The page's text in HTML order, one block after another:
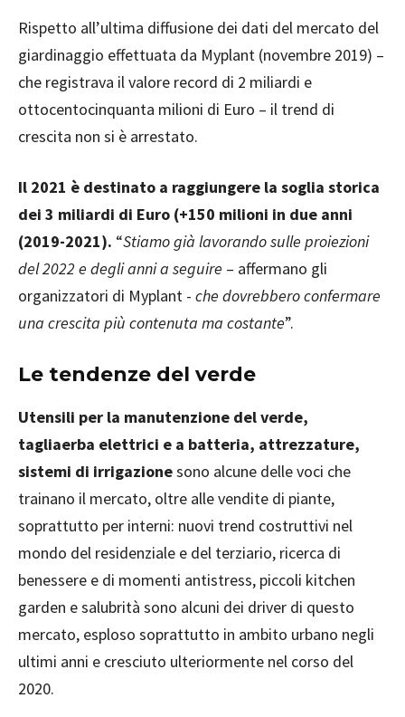
Rispetto all’ultima diffusione dei dati del mercato del
giardinaggio effettuata da Myplant (novembre 2019) –
che registrava il valore record di 2 miliardi e
ottocentocinquanta milioni di Euro – il trend di
crescita non si è arrestato.
Il 2021 è destinato a raggiungere la soglia storica
dei 3 miliardi di Euro (+150 milioni in due anni
(2019-2021). “Stiamo già lavorando sulle proiezioni
del 2022 e degli anni a seguire – affermano gli
organizzatori di Myplant - che dovrebbero confermare
una crescita più contenuta ma costante”.
Le tendenze del verde
Utensili per la manutenzione del verde,
tagliaerba elettrici e a batteria, attrezzature,
sistemi di irrigazionesono alcune delle voci che
trainano il mercato, oltre alle vendite di piante,
soprattutto per interni: nuovi trend costruttivi nel
mondo del residenziale e del terziario, ricerca di
benessere e di momenti antistress, piccoli kitchen
garden e salubrità sono alcuni dei driver di questo
mercato, esploso soprattutto in ambito urbano negli
ultimi anni e cresciuto ulteriormente nel corso del
2020.